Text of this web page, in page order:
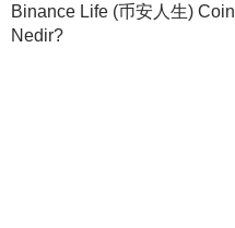
Binance Life (币安人生) Coin
Nedir?